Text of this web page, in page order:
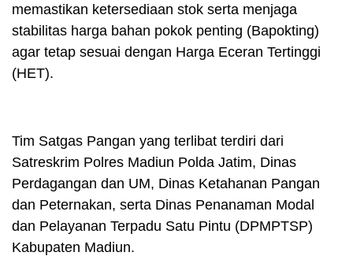
memastikan ketersediaan stok serta menjaga
stabilitas harga bahan pokok penting (Bapokting)
agar tetap sesuai dengan Harga Eceran Tertinggi
(HET).
Tim Satgas Pangan yang terlibat terdiri dari
Satreskrim Polres Madiun Polda Jatim, Dinas
Perdagangan dan UM, Dinas Ketahanan Pangan
dan Peternakan, serta Dinas Penanaman Modal
dan Pelayanan Terpadu Satu Pintu (DPMPTSP)
Kabupaten Madiun.